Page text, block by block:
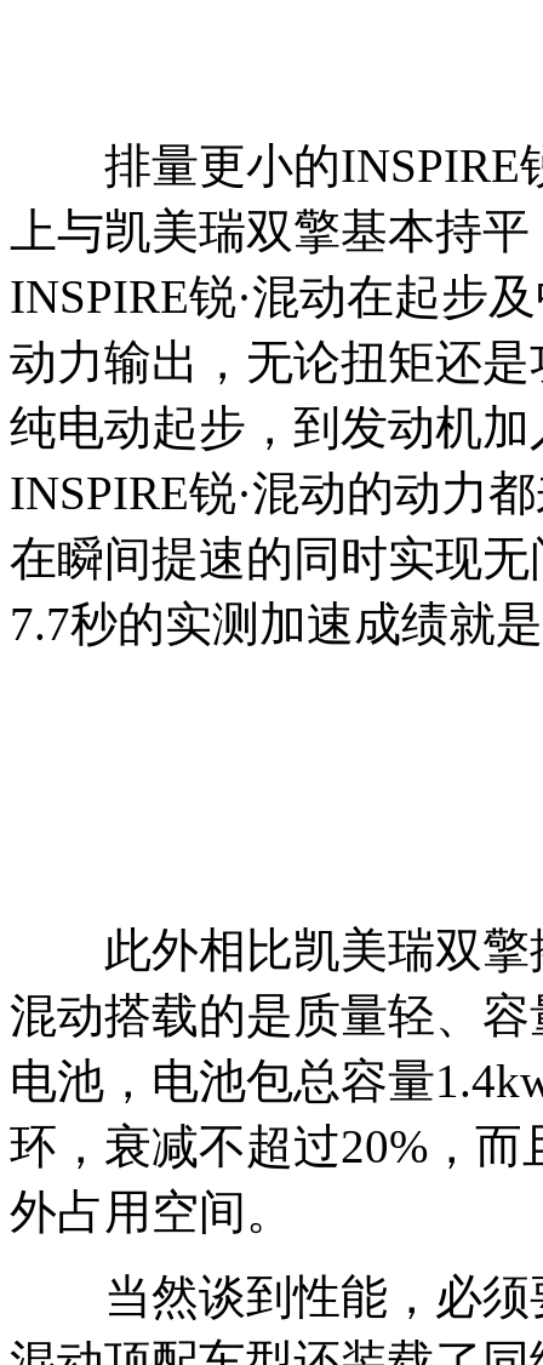
排量更小的INSPIRE
上与凯美瑞双擎基本持
INSPIRE锐·混动在起步
动力输出，无论扭矩还
纯电动起步，到发动机
INSPIRE锐·混动的动力
在瞬间提速的同时实现
7.7秒的实测加速成绩就
此外相比凯美瑞双擎
混动搭载的是质量轻、
电池，电池包总容量
环，衰减不超过20%，
外占用空间。
当然谈到性能，必须